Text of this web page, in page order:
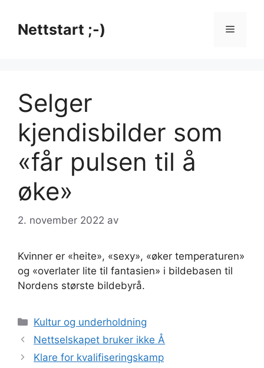
innholdNettstart ;-) Meny
Selger
kjendisbilder som
«får pulsen til å
øke»
2. november 2022 av
Kvinner er «heite», «sexy», «øker temperaturen»
og «overlater lite til fantasien» i bildebasen til
Nordens største bildebyrå.
Kategorier
Kultur og underholdning
Nettselskapet bruker ikke Å
Klare for kvalifiseringskamp